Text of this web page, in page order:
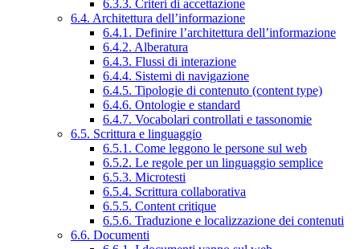
6.3.3. Criteri di accettazione
6.4. Architettura dell’informazione
6.4.1. Definire l’architettura dell’informazione
6.4.2. Alberatura
6.4.3. Flussi di interazione
6.4.4. Sistemi di navigazione
6.4.5. Tipologie di contenuto (content type)
6.4.6. Ontologie e standard
6.4.7. Vocabolari controllati e tassonomie
6.5. Scrittura e linguaggio
6.5.1. Come leggono le persone sul web
6.5.2. Le regole per un linguaggio semplice
6.5.3. Microtesti
6.5.4. Scrittura collaborativa
6.5.5. Content critique
6.5.6. Traduzione e localizzazione dei contenuti
6.6. Documenti